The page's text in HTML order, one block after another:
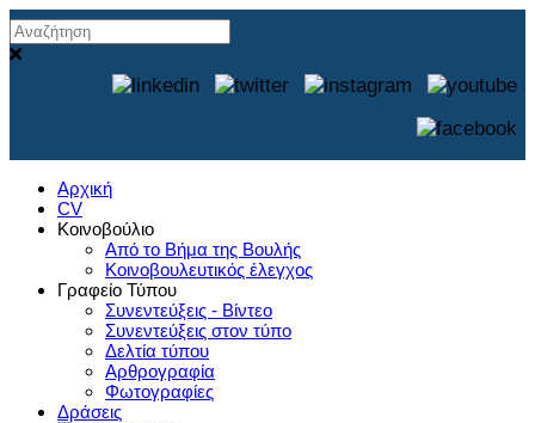
Αρχική
CV
Κοινοβούλιο
Από το Βήμα της Βουλής
Κοινοβουλευτικός έλεγχος
Γραφείο Τύπου
Συνεντεύξεις - Βίντεο
Συνεντεύξεις στον τύπο
Δελτία τύπου
Αρθρογραφία
Φωτογραφίες
Δράσεις